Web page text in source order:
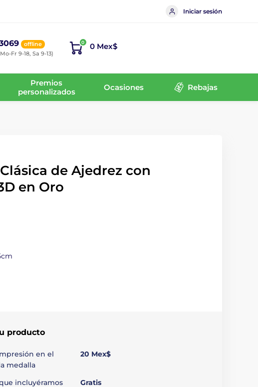
Iniciar sesión
offline
Fr 9-18, Sa 9-13)
0 0 Mex$
Premios
personalizados
Ocasiones Rebajas
de Ajedrez con
en Oro
producto
en el
medalla
20 Mex$
incluyéramos
Gratis